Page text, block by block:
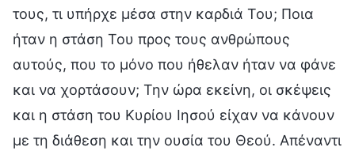
τους, τι υπήρχε μέσα στην καρδιά Του; Ποια
ήταν η στάση Του προς τους ανθρώπους
αυτούς, που το μόνο που ήθελαν ήταν να φάνε
και να χορτάσουν; Την ώρα εκείνη, οι σκέψεις
και η στάση του Κυρίου Ιησού είχαν να κάνουν
με τη διάθεση και την ουσία του Θεού. Απέναντι